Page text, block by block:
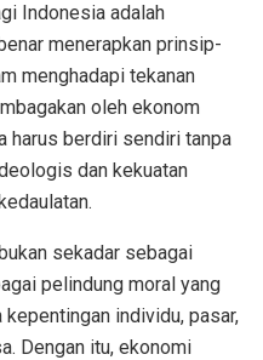
Indonesia adalah
menerapkan prinsip-
menghadapi tekanan
oleh ekonom
harus berdiri sendiri tanpa
dan kekuatan
sekadar sebagai
pelindung moral yang
individu, pasar,
Dengan itu, ekonomi